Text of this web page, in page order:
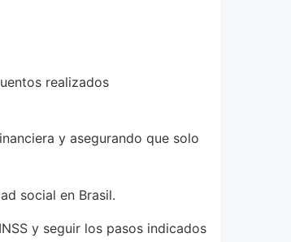
realizados
y asegurando que solo
social en Brasil.
y seguir los pasos indicados